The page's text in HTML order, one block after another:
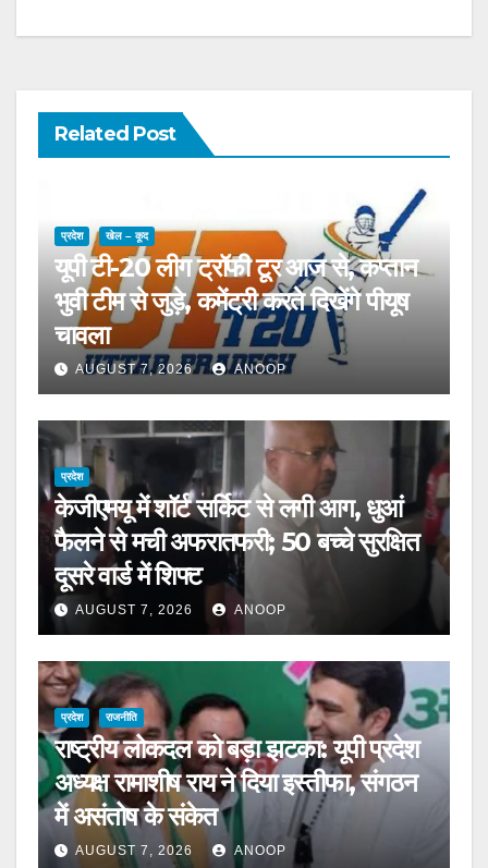
Related Post
प्रदेश खेल – कूद
यूपी टी-20 लीग ट्रॉफी टूर आज से, कप्तान
भुवी टीम से जुड़े, कमेंट्री करते दिखेंगे पीयूष
चावला
AUGUST 7, 2026 ANOOP
प्रदेश
केजीएमयू में शॉर्ट सर्किट से लगी आग, धुआं
फैलने से मची अफरातफरी; 50 बच्चे सुरक्षित
दूसरे वार्ड में शिफ्ट
AUGUST 7, 2026 ANOOP
प्रदेश राजनीति
राष्ट्रीय लोकदल को बड़ा झटका: यूपी प्रदेश
अध्यक्ष रामाशीष राय ने दिया इस्तीफा, संगठन
में असंतोष के संकेत
AUGUST 7, 2026 ANOOP